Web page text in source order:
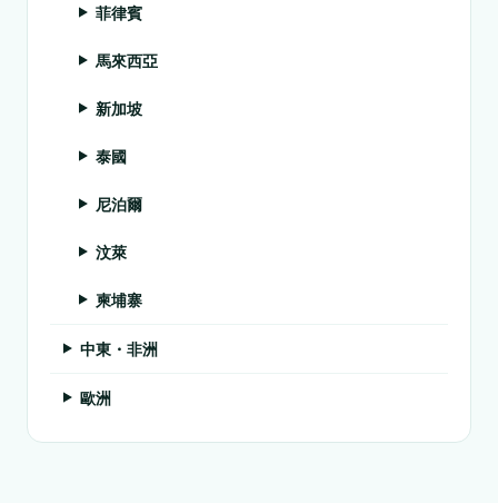
菲律賓
馬來西亞
新加坡
泰國
尼泊爾
汶萊
柬埔寨
中東・非洲
歐洲